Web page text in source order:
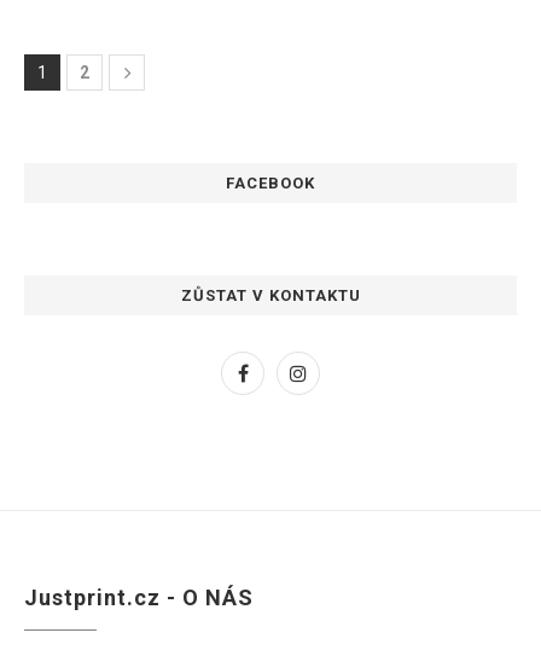
1 2
FACEBOOK
ZŮSTAT V KONTAKTU
Justprint.cz - O NÁS